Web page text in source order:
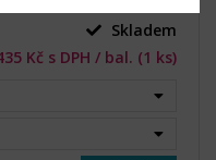
Skladem
Kč s DPH / bal. (1 ks)